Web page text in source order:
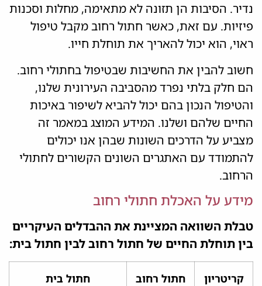
נדיר. הסיבות הן תזונה לא מתאימה, מחלות וסכנות
פיזיות. עם זאת, כאשר חתול רחוב מקבל טיפול
ראוי, הוא יכול להאריך את תוחלת חייו.
חשוב להבין את החשיבות שבטיפול בחתולי רחוב.
הם חלק בלתי נפרד מהסביבה העירונית שלנו,
והטיפול הנכון בהם יכול להביא לשיפור באיכות
החיים שלהם ושלנו. המידע המוצג במאמר זה
מצביע על הדרכים השונות שבהן אנו יכולים
להתמודד עם האתגרים השונים הקשורים לחתולי
הרחוב.
מידע על האכלת חתולי רחוב
טבלת השוואה המציינת את ההבדלים העיקריים
בין תוחלת החיים של חתול רחוב לבין חתול בית:
קריטריון חתול רחוב חתול בית